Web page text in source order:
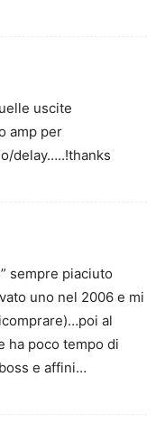
uscite
amp per
delay…..!thanks
sempre piaciuto
uno nel 2006 e mi
al
ha poco tempo di
e affini…